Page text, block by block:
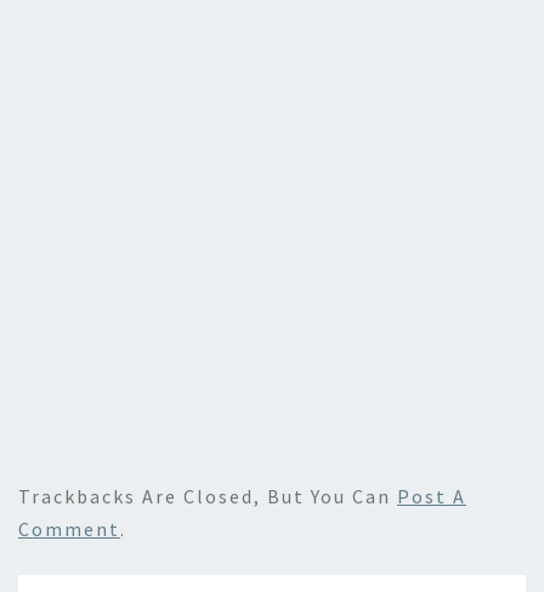
Trackbacks Are Closed, But You Can Post A
Comment .